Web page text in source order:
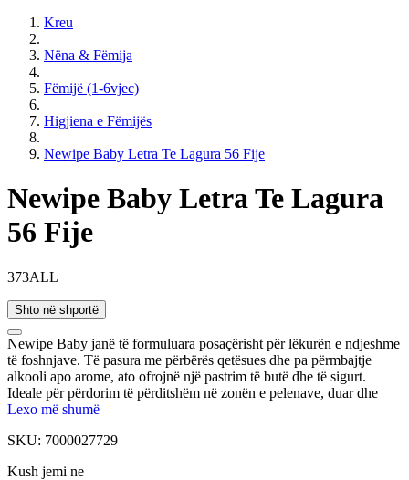
Kreu
Nëna & Fëmija
Fëmijë (1-6vjec)
Higjiena e Fëmijës
Newipe Baby Letra Te Lagura 56 Fije
Newipe Baby Letra Te Lagura
56 Fije
373ALL
Shto në shportë
Newipe Baby janë të formuluara posaçërisht për lëkurën e ndjeshme
të foshnjave. Të pasura me përbërës qetësues dhe pa përmbajtje
alkooli apo arome, ato ofrojnë një pastrim të butë dhe të sigurt.
Ideale për përdorim të përditshëm në zonën e pelenave, duar dhe
fytyrë, duke ruajtur hidratimin natyral të lëkurës. Të testuara
Lexo më shumë
SKU: 7000027729
Kush jemi ne